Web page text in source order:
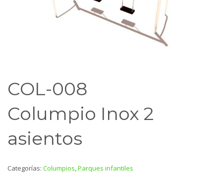
COL-008
Columpio Inox 2
asientos
Categorías: Columpios,Parques infantiles